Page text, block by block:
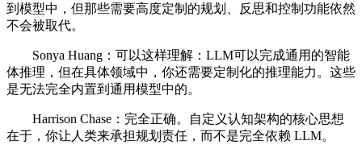
到模型中，但那些需要高度定制的规划、反思和控制功能依然
不会被取代。
Sonya Huang：可以这样理解：LLM可以完成通用的智能
体推理，但在具体领域中，你还需要定制化的推理能力。这些
是无法完全内置到通用模型中的。
Harrison Chase：完全正确。自定义认知架构的核心思想
在于，你让人类来承担规划责任，而不是完全依赖 LLM。